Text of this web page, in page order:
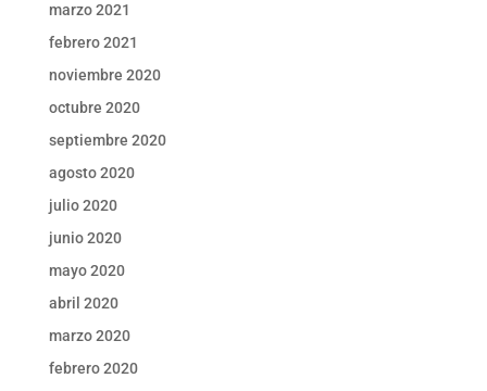
marzo 2021
febrero 2021
noviembre 2020
octubre 2020
septiembre 2020
agosto 2020
julio 2020
junio 2020
mayo 2020
abril 2020
marzo 2020
febrero 2020